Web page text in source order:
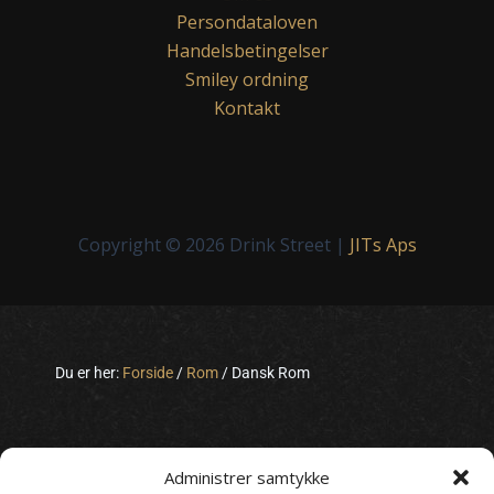
Administrer samtykke
Du er her: Forside / Rom / Dansk Rom
Persondataloven
Handelsbetingelser
Smiley ordning
Kontakt
Copyright © 2026 Drink Street | JITs Aps